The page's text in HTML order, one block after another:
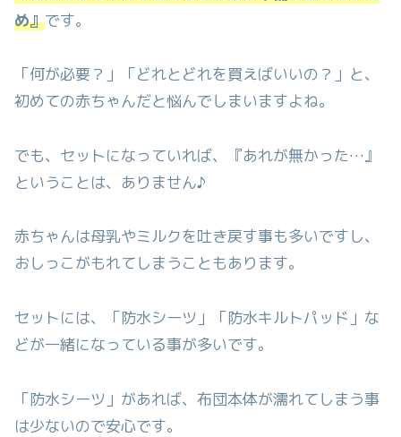
め』です。
「何が必要？」「どれとどれを買えばいいの？」と、
初めての赤ちゃんだと悩んでしまいますよね。
でも、セットになっていれば、『あれが無かった…』
ということは、ありません♪
赤ちゃんは母乳やミルクを吐き戻す事も多いですし、
おしっこがもれてしまうこともあります。
セットには、「防水シーツ」「防水キルトパッド」な
どが一緒になっている事が多いです。
「防水シーツ」があれば、布団本体が濡れてしまう事
は少ないので安心です。